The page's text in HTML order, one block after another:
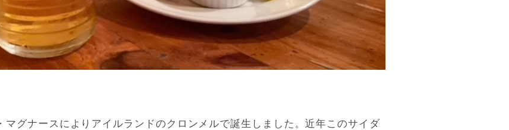
グナースによりアイルランドのクロンメルで誕生しました。近年このサイダ